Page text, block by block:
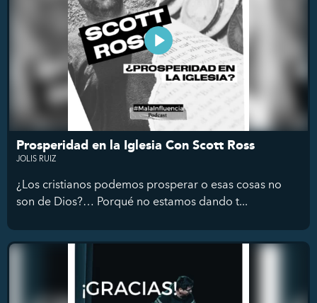
Prosperidad en la Iglesia Con Scott Ross
JOLIS RUIZ
¿Los cristianos podemos prosperar o esas cosas no
son de Dios?… Porqué no estamos dando t...